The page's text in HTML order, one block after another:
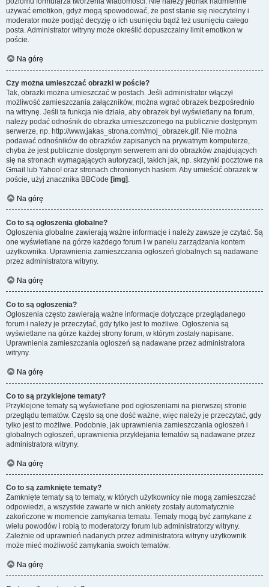
używać emotikon, gdyż mogą spowodować, że post stanie się nieczytelny i
moderator może podjąć decyzję o ich usunięciu bądź też usunięciu całego
posta. Administrator witryny może określić dopuszczalny limit emotikon w
poście.
Na górę
Czy można umieszczać obrazki w poście?
Tak, obrazki można umieszczać w postach. Jeśli administrator włączył
możliwość zamieszczania załączników, można wgrać obrazek bezpośrednio
na witrynę. Jeśli ta funkcja nie działa, aby obrazek był wyświetlany na forum,
należy podać odnośnik do obrazka umieszczonego na publicznie dostępnym
serwerze, np. http://www.jakas_strona.com/moj_obrazek.gif. Nie można
podawać odnośników do obrazków zapisanych na prywatnym komputerze,
chyba że jest publicznie dostępnym serwerem ani do obrazków znajdujących
się na stronach wymagających autoryzacji, takich jak, np. skrzynki pocztowe na
Gmail lub Yahoo! oraz stronach chronionych hasłem. Aby umieścić obrazek w
poście, użyj znacznika BBCode [img] .
Na górę
Co to są ogłoszenia globalne?
Ogłoszenia globalne zawierają ważne informacje i należy zawsze je czytać. Są
one wyświetlane na górze każdego forum i w panelu zarządzania kontem
użytkownika. Uprawnienia zamieszczania ogłoszeń globalnych są nadawane
przez administratora witryny.
Na górę
Co to są ogłoszenia?
Ogłoszenia często zawierają ważne informacje dotyczące przeglądanego
forum i należy je przeczytać, gdy tylko jest to możliwe. Ogłoszenia są
wyświetlane na górze każdej strony forum, w którym zostały napisane.
Uprawnienia zamieszczania ogłoszeń są nadawane przez administratora
witryny.
Na górę
Co to są przyklejone tematy?
Przyklejone tematy są wyświetlane pod ogłoszeniami na pierwszej stronie
przeglądu tematów. Często są one dość ważne, więc należy je przeczytać, gdy
tylko jest to możliwe. Podobnie, jak uprawnienia zamieszczania ogłoszeń i
globalnych ogłoszeń, uprawnienia przyklejania tematów są nadawane przez
administratora witryny.
Na górę
Co to są zamknięte tematy?
Zamknięte tematy są to tematy, w których użytkownicy nie mogą zamieszczać
odpowiedzi, a wszystkie zawarte w nich ankiety zostały automatycznie
zakończone w momencie zamykania tematu. Tematy mogą być zamykane z
wielu powodów i robią to moderatorzy forum lub administratorzy witryny.
Zależnie od uprawnień nadanych przez administratora witryny użytkownik
może mieć możliwość zamykania swoich tematów.
Na górę